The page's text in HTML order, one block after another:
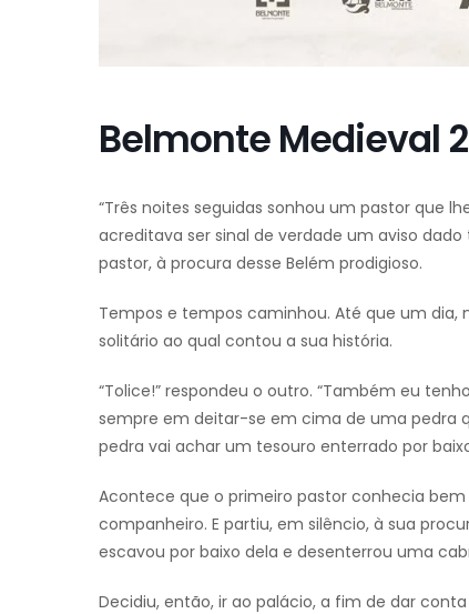
Belmonte Medieval
“Três noites seguidas sonhou um pastor que
acreditava ser sinal de verdade um aviso
pastor, à procura desse Belém prodigioso.
Tempos e tempos caminhou. Até que um
solitário ao qual contou a sua história.
“Tolice!” respondeu o outro. “Também eu
sempre em deitar-se em cima de uma pedra
pedra vai achar um tesouro enterrado por
Acontece que o primeiro pastor conhecia
companheiro. E partiu, em silêncio, à sua
escavou por baixo dela e desenterrou uma
Decidiu, então, ir ao palácio, a fim de dar